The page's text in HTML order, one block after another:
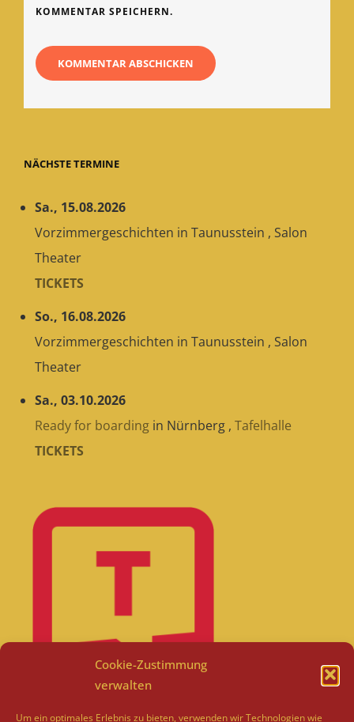
Cookie-Zustimmung
verwalten
Um ein optimales Erlebnis zu bieten, verwenden wir Technologien wie
KOMMENTAR SPEICHERN.
NÄCHSTE TERMINE
Sa., 15.08.2026
Vorzimmergeschichten in Taunusstein , Salon
Theater
TICKETS
So., 16.08.2026
Vorzimmergeschichten in Taunusstein , Salon
Theater
Sa., 03.10.2026
Ready for boarding in Nürnberg , Tafelhalle
TICKETS